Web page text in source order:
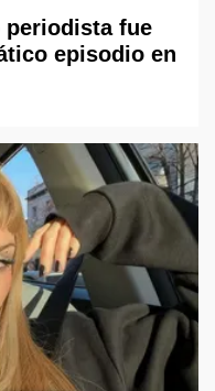
periodista fue
episodio en